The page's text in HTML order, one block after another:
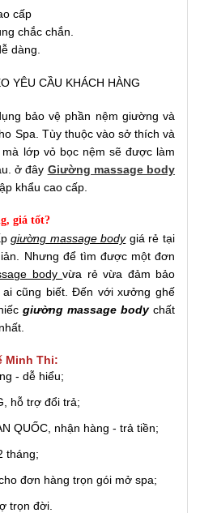
cấp
chắc chắn.
dàng.
YÊU CẦU KHÁCH HÀNG
bảo vệ phần nệm giường và
Spa. Tùy thuộc vào sở thích và
lớp vỏ bọc nệm sẽ được làm
ở đây Giường massage body
khẩu cao cấp.
giá tốt?
giường massage bodygiá rẻ tại
Nhưng để tìm được một đơn
bodyvừa rẻ vừa đảm bảo
cũng biết. Đến với xưởng ghế
giường massage bodychất
Minh Thi:
- dễ hiểu;
hỗ trợ đổi trả;
QUỐC, nhận hàng - trả tiền;
tháng;
đơn hàng trọn gói mở spa;
trọn đời.